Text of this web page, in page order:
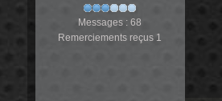
Messages : 68
Remerciements reçus 1